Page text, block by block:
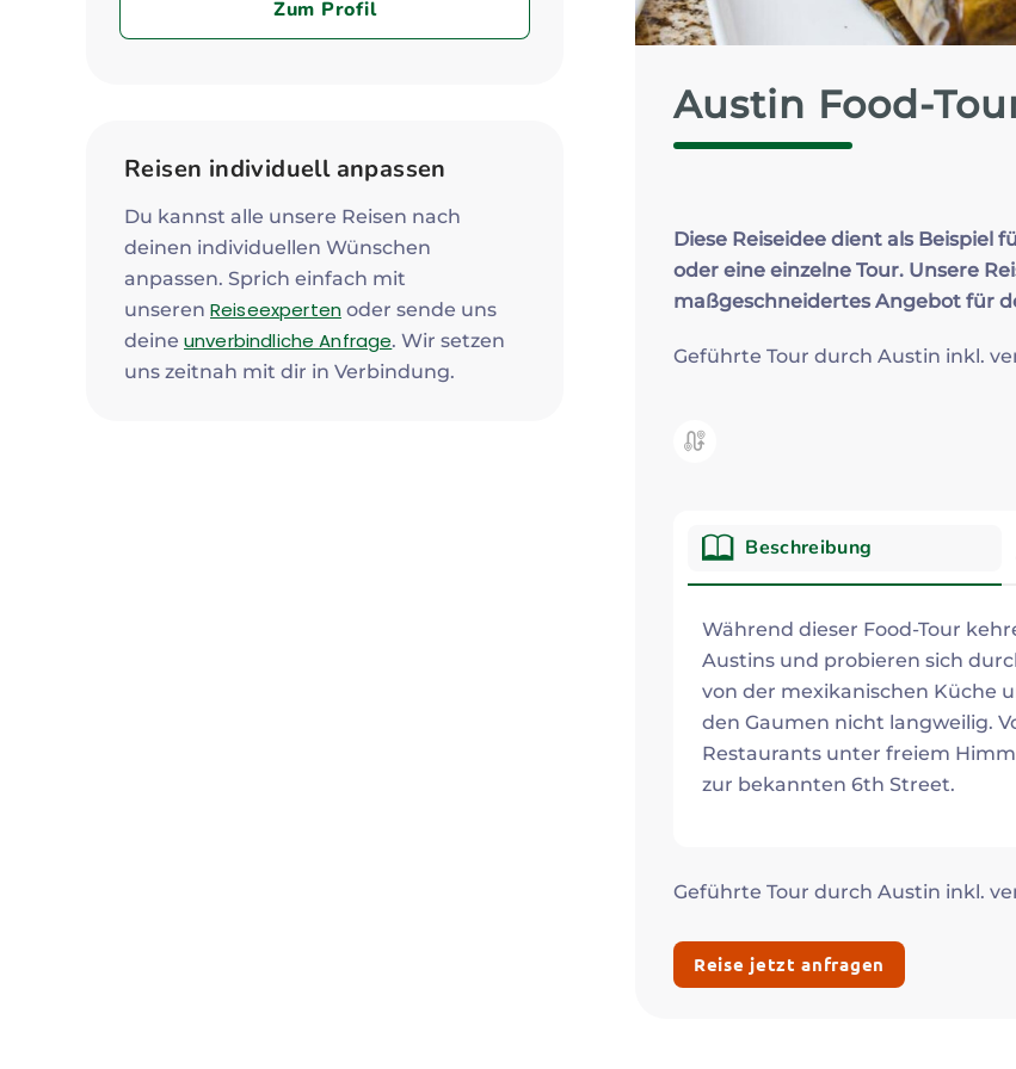
Austin Food-
Diese Reiseidee dient als Beispiel
oder eine einzelne Tour. Unsere
maßgeschneidertes Angebot für
Geführte Tour durch Austin inkl.
Kategorie:
Beschreibung
Beschreibung
Während dieser Food-Tour
Austins und probieren sich
von der mexikanischen Küche
den Gaumen nicht langweilig.
Restaurants unter freiem
zur bekannten 6th Street.
Geführte Tour durch Austin inkl.
Reise jetzt anfragen
Zum Profil Zum Profil
Reisen individuell anpassen
Du kannst alle unsere Reisen nach
deinen individuellen Wünschen
anpassen. Sprich einfach mit
unseren Reiseexpertenoder sende uns
deine unverbindliche Anfrage. Wir setzen
uns zeitnah mit dir in Verbindung.